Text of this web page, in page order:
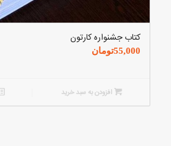
کتاب جشنواره کارتون
55,000تومان
افزودن به سبد خرید